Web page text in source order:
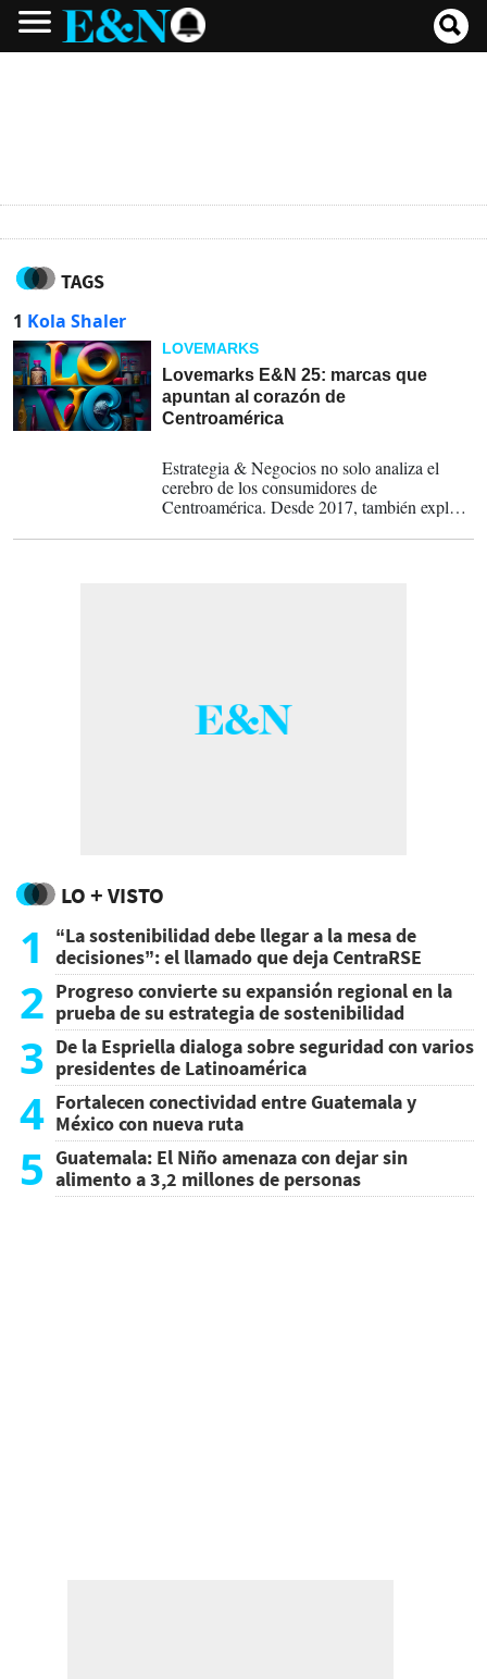
TAGS
1 Kola Shaler
LOVEMARKS
Lovemarks E&N 25: marcas que
apuntan al corazón de
Centroamérica
Estrategia & Negocios no solo analiza el
cerebro de los consumidores de
Centroamérica. Desde 2017, también explora
nostálgicos, icónicas campañas y rica historia
LO + VISTO
1
“La sostenibilidad debe llegar a la mesa de
decisiones”: el llamado que deja CentraRSE
2 Progreso convierte su expansión regional en la
prueba de su estrategia de sostenibilidad
3 De la Espriella dialoga sobre seguridad con varios
presidentes de Latinoamérica
4 Fortalecen conectividad entre Guatemala y
México con nueva ruta
5 Guatemala: El Niño amenaza con dejar sin
alimento a 3,2 millones de personas